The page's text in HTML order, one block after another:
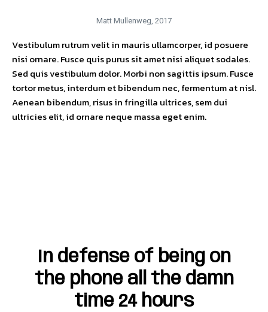
Matt Mullenweg, 2017
Vestibulum rutrum velit in mauris ullamcorper, id posuere
nisi ornare. Fusce quis purus sit amet nisi aliquet sodales.
Sed quis vestibulum dolor. Morbi non sagittis ipsum. Fusce
tortor metus, interdum et bibendum nec, fermentum at nisl.
Aenean bibendum, risus in fringilla ultrices, sem dui
ultricies elit, id ornare neque massa eget enim.
In defense of being on
the phone all the damn
time 24 hours